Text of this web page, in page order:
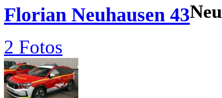
Florian Neuhausen 43Neu
2 Fotos